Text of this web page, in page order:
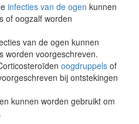
infecties van de ogen kunnen
of oogzalf worden
van de ogen kunnen
worden voorgeschreven.
oogdruppels of
bij ontstekingen
kunnen worden gebruikt om